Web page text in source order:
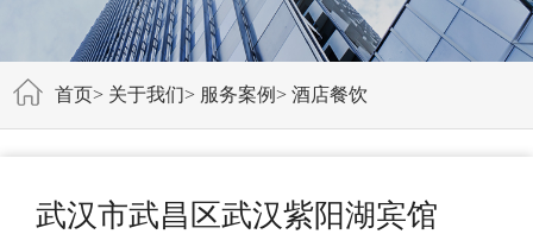
首页> 关于我们> 服务案例>酒店餐饮
武汉市武昌区武汉紫阳湖宾馆